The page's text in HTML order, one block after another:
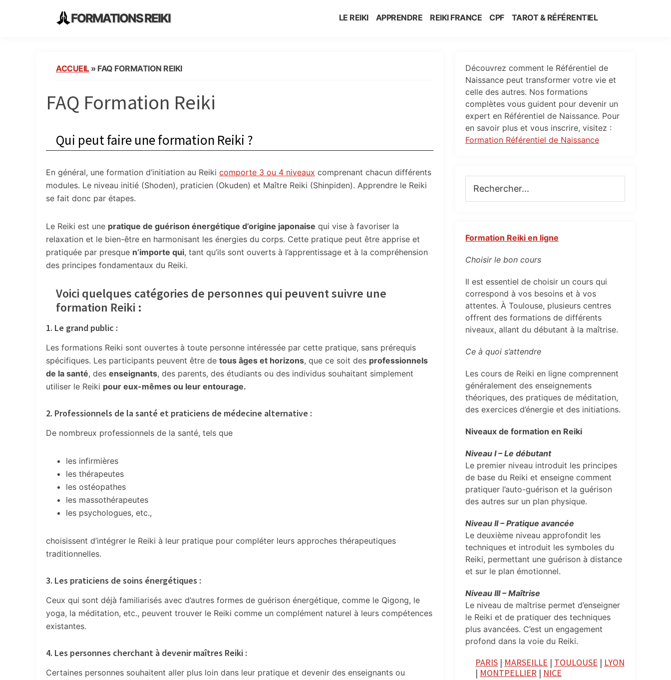
FORMATIONS REIKI
de
Reiki
en
LE REIKI APPRENDRE REIKI FRANCE CPF TAROT & RÉFÉRENTIEL
ACCUEIL» FAQ FORMATION REIKI
FAQ Formation Reiki
Qui peut faire une formation Reiki ?
En général, une formation d’initiation au Reiki comporte 3 ou 4 niveaux comprenant chacun différents
modules. Le niveau initié (Shoden), praticien (Okuden) et Maître Reiki (Shinpiden). Apprendre le Reiki
se fait donc par étapes.
Le Reiki est une pratique de guérison énergétique d’origine japonaise qui vise à favoriser la
relaxation et le bien-être en harmonisant les énergies du corps. Cette pratique peut être apprise et
pratiquée par presque n’importe qui, tant qu’ils sont ouverts à l’apprentissage et à la compréhension
des principes fondamentaux du Reiki.
Voici quelques catégories de personnes qui peuvent suivre une
formation Reiki :
1. Le grand public :
Les formations Reiki sont ouvertes à toute personne intéressée par cette pratique, sans prérequis
spécifiques. Les participants peuvent être de tous âges et horizons, que ce soit des professionnels
de la santé, des enseignants, des parents, des étudiants ou des individus souhaitant simplement
utiliser le Reiki pour eux-mêmes ou leur entourage.
2. Professionnels de la santé et praticiens de médecine alternative :
De nombreux professionnels de la santé, tels que
les infirmières
les thérapeutes
les ostéopathes
les massothérapeutes
les psychologues, etc.,
choisissent d’intégrer le Reiki à leur pratique pour compléter leurs approches thérapeutiques
traditionnelles.
3. Les praticiens de soins énergétiques :
Ceux qui sont déjà familiarisés avec d’autres formes de guérison énergétique, comme le Qigong, le
yoga, la méditation, etc., peuvent trouver le Reiki comme un complément naturel à leurs compétences
existantes.
4. Les personnes cherchant à devenir maîtres Reiki :
Certaines personnes souhaitent aller plus loin dans leur pratique et devenir des enseignants ou
Primary
Sidebar
Découvrez comment le Référentiel de
Naissance peut transformer votre vie et
celle des autres. Nos formations
complètes vous guident pour devenir un
expert en Référentiel de Naissance. Pour
en savoir plus et vous inscrire, visitez :
Formation Référentiel de Naissance
Formation Reiki en ligne
Choisir le bon cours
Il est essentiel de choisir un cours qui
correspond à vos besoins et à vos
attentes. À Toulouse, plusieurs centres
offrent des formations de différents
niveaux, allant du débutant à la maîtrise.
Ce à quoi s’attendre
Les cours de Reiki en ligne comprennent
généralement des enseignements
théoriques, des pratiques de méditation,
des exercices d’énergie et des initiations.
Niveaux de formation en Reiki
Niveau I – Le débutant
Le premier niveau introduit les principes
de base du Reiki et enseigne comment
pratiquer l’auto-guérison et la guérison
des autres sur un plan physique.
Niveau II – Pratique avancée
Le deuxième niveau approfondit les
techniques et introduit les symboles du
Reiki, permettant une guérison à distance
et sur le plan émotionnel.
Niveau III – Maîtrise
Le niveau de maîtrise permet d’enseigner
le Reiki et de pratiquer des techniques
plus avancées. C’est un engagement
profond dans la voie du Reiki.
PARIS | MARSEILLE | TOULOUSE | LYON
| MONTPELLIER | NICE